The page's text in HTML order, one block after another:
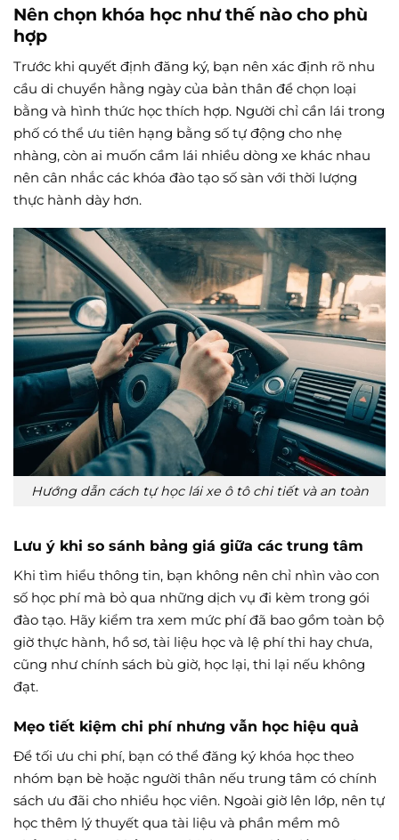
Nên chọn khóa học như thế nào cho phù
hợp
Trước khi quyết định đăng ký, bạn nên xác định rõ nhu
cầu di chuyển hằng ngày của bản thân để chọn loại
bằng và hình thức học thích hợp. Người chỉ cần lái trong
phố có thể ưu tiên hạng bằng số tự động cho nhẹ
nhàng, còn ai muốn cầm lái nhiều dòng xe khác nhau
nên cân nhắc các khóa đào tạo số sàn với thời lượng
thực hành dày hơn.
Hướng dẫn cách tự học lái xe ô tô chi tiết và an toàn
Lưu ý khi so sánh bảng giá giữa các trung tâm
Khi tìm hiểu thông tin, bạn không nên chỉ nhìn vào con
số học phí mà bỏ qua những dịch vụ đi kèm trong gói
đào tạo. Hãy kiểm tra xem mức phí đã bao gồm toàn bộ
giờ thực hành, hồ sơ, tài liệu học và lệ phí thi hay chưa,
cũng như chính sách bù giờ, học lại, thi lại nếu không
đạt.
Mẹo tiết kiệm chi phí nhưng vẫn học hiệu quả
Để tối ưu chi phí, bạn có thể đăng ký khóa học theo
nhóm bạn bè hoặc người thân nếu trung tâm có chính
sách ưu đãi cho nhiều học viên. Ngoài giờ lên lớp, nên tự
học thêm lý thuyết qua tài liệu và phần mềm mô